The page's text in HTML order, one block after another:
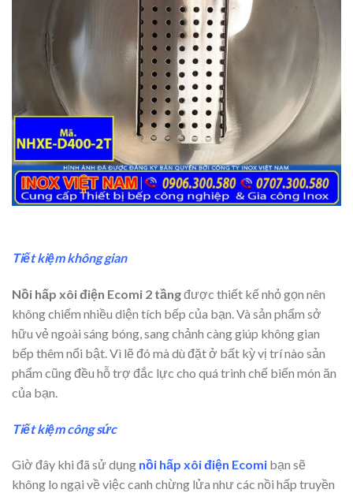
Tiết kiệm không gian
Nồi hấp xôi điện Ecomi 2 tầngđược thiết kế nhỏ gọn nên
không chiếm nhiều diện tích bếp của bạn. Và sản phẩm sở
hữu vẻ ngoài sáng bóng, sang chảnh càng giúp không gian
bếp thêm nổi bật. Vì lẽ đó mà dù đặt ở bất kỳ vị trí nào sản
phẩm cũng đều hỗ trợ đắc lực cho quá trình chế biến món ăn
của bạn.
Tiết kiệm công sức
Giờ đây khi đã sử dụng nồi hấp xôi điện Ecomi bạn sẽ
không lo ngại về việc canh chừng lửa như các nồi hấp truyền